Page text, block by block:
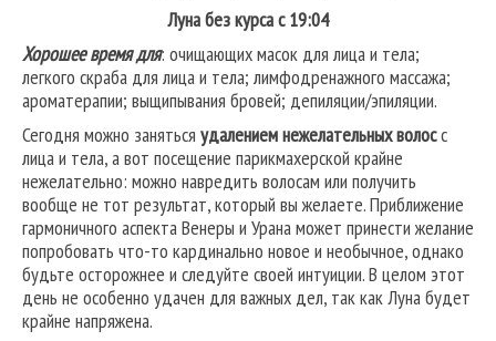
Луна без курса с 19:04
Хорошее время для: очищающих масок для лица и тела;
легкого скраба для лица и тела; лимфодренажного массажа;
ароматерапии; выщипывания бровей; депиляции/эпиляции.
Сегодня можно заняться удалением нежелательных волосс
лица и тела, а вот посещение парикмахерской крайне
нежелательно: можно навредить волосам или получить
вообще не тот результат, который вы желаете. Приближение
гармоничного аспекта Венеры и Урана может принести желание
попробовать что-то кардинально новое и необычное, однако
будьте осторожнее и следуйте своей интуиции. В целом этот
день не особенно удачен для важных дел, так как Луна будет
крайне напряжена.